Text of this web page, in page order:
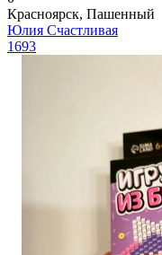
Красноярск, Пашенный
Юлия Счастливая
1693